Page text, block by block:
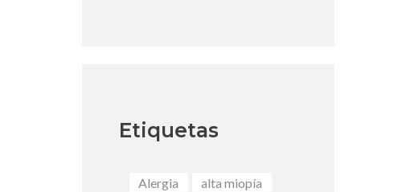
Etiquetas
Alergia
alta miopía